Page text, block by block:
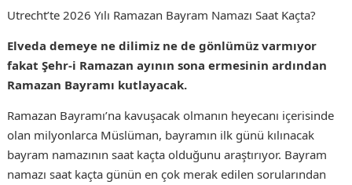
Utrecht’te 2026 Yılı Ramazan Bayram Namazı Saat Kaçta?
Elveda demeye ne dilimiz ne de gönlümüz varmıyor
fakat Şehr-i Ramazan ayının sona ermesinin ardından
Ramazan Bayramı kutlayacak.
Ramazan Bayramı’na kavuşacak olmanın heyecanı içerisinde
olan milyonlarca Müslüman, bayramın ilk günü kılınacak
bayram namazının saat kaçta olduğunu araştırıyor. Bayram
namazı saat kaçta günün en çok merak edilen sorularından